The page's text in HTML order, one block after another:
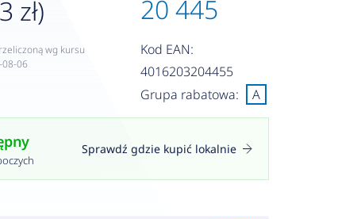
zł)
wg kursu
08-06
20 445
Kod EAN:
4016203204455
Grupa rabatowa:
A
Sprawdź gdzie kupić lokalnie